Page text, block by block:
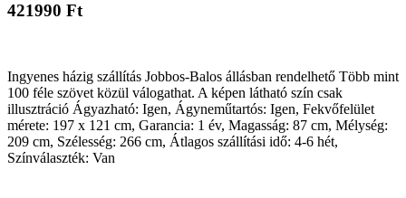
421990 Ft
Ingyenes házig szállítás Jobbos-Balos állásban rendelhető Több mint
100 féle szövet közül válogathat. A képen látható szín csak
illusztráció Ágyazható: Igen, Ágyneműtartós: Igen, Fekvőfelület
mérete: 197 x 121 cm, Garancia: 1 év, Magasság: 87 cm, Mélység:
209 cm, Szélesség: 266 cm, Átlagos szállítási idő: 4-6 hét,
Színválaszték: Van